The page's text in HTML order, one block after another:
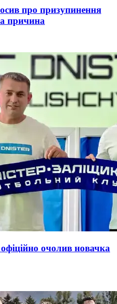
про призупинення
причина
очолив новачка